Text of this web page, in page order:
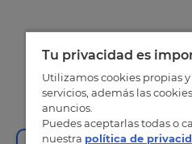
Tu privacidad es
Utilizamos cookies propias
servicios, además las
anuncios.
Puedes aceptarlas todas o
nuestra política de